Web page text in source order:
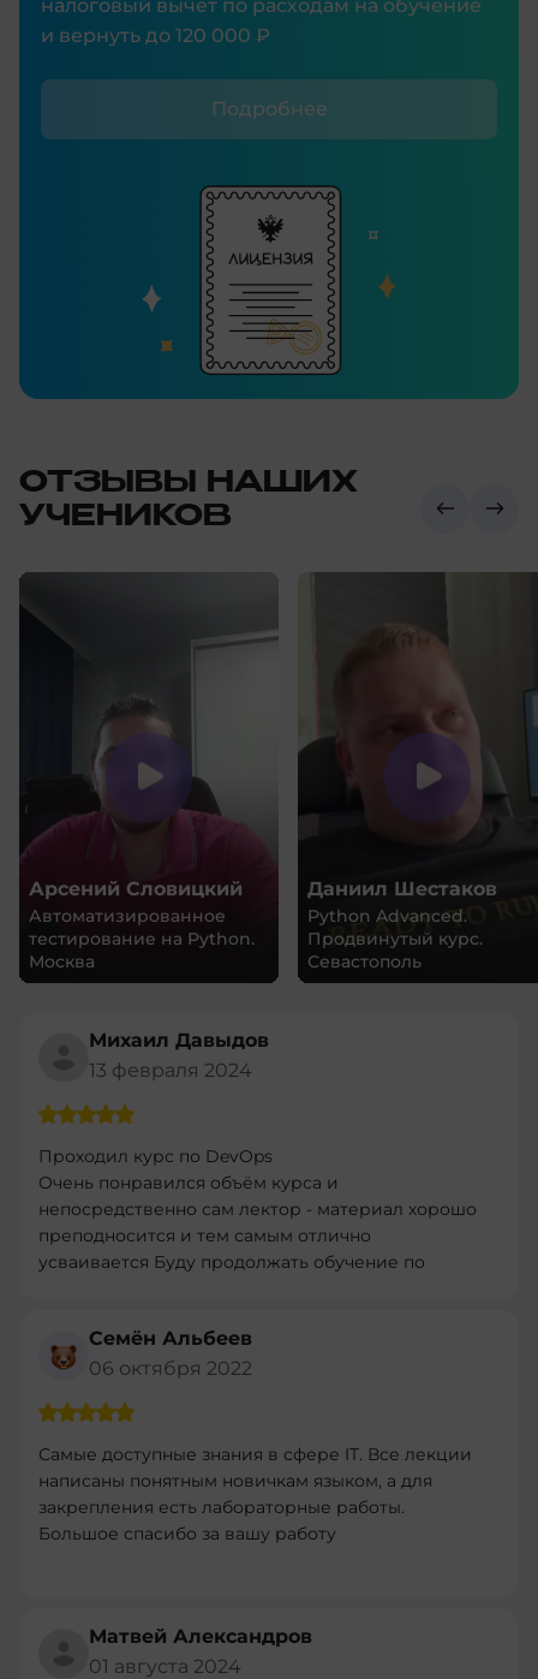
налоговый вычет по расходам на обучение
и вернуть до 120 000 ₽
Подробнее
ОТЗЫВЫ НАШИХ
УЧЕНИКОВ
Арсений Словицкий
Автоматизированное
тестирование на Python.
Москва
Даниил Шестаков
Python Advanced.
Продвинутый курс.
Севастополь
Михаил Давыдов
13 февраля 2024
Проходил курс по DevOps
Очень понравился объём курса и
непосредственно сам лектор - материал хорошо
преподносится и тем самым отлично
усваивается Буду продолжать обучение по
Семён Альбеев
06 октября 2022
Самые доступные знания в сфере IT. Все лекции
написаны понятным новичкам языком, а для
закрепления есть лабораторные работы.
Большое спасибо за вашу работу
Матвей Александров
01 августа 2024